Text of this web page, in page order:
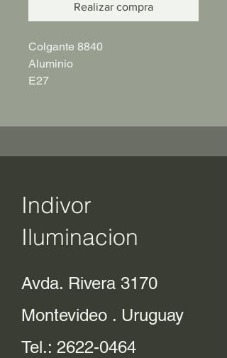
Realizar compra
Colgante 8840
Aluminio
E27
Indivor
Iluminacion
Avda. Rivera 3170
Montevideo . Uruguay
Tel.: 2622-0464